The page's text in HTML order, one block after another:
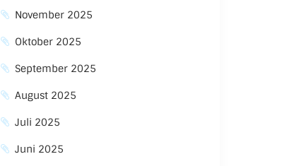
November 2025
Oktober 2025
September 2025
August 2025
Juli 2025
Juni 2025